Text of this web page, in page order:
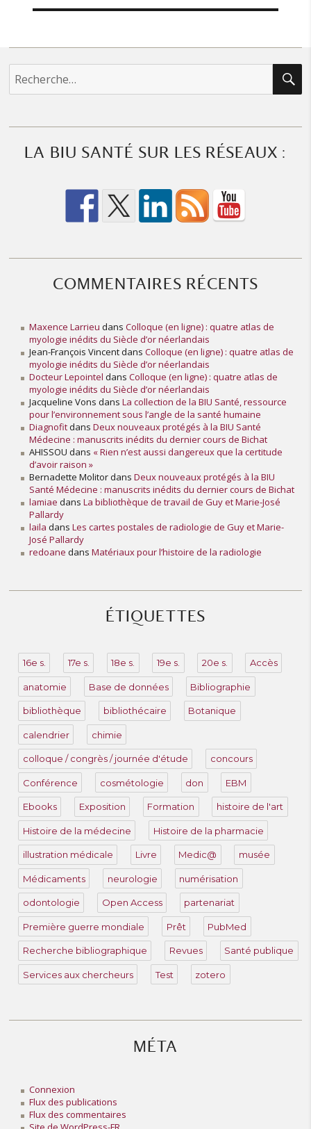
pour :
LA BIU SANTÉ SUR LES RÉSEAUX :
COMMENTAIRES RÉCENTS
Maxence Larrieu dansColloque (en ligne) : quatre atlas de
myologie inédits du Siècle d’or néerlandais
Jean-François VincentdansColloque (en ligne) : quatre atlas de
myologie inédits du Siècle d’or néerlandais
Docteur Lepointel dansColloque (en ligne) : quatre atlas de
myologie inédits du Siècle d’or néerlandais
Jacqueline Vons dansLa collection de la BIU Santé, ressource
pour l’environnement sous l’angle de la santé humaine
DiagnofitdansDeux nouveaux protégés à la BIU Santé
Médecine : manuscrits inédits du dernier cours de Bichat
AHISSOU dans « Rien n’est aussi dangereux que la certitude
d’avoir raison »
Bernadette MolitordansDeux nouveaux protégés à la BIU
Santé Médecine : manuscrits inédits du dernier cours de Bichat
lamiae dansLa bibliothèque de travail de Guy et Marie-José
Pallardy
laila dansLes cartes postales de radiologie de Guy et Marie-
José Pallardy
redoane dansMatériaux pour l’histoire de la radiologie
ÉTIQUETTES
16e s. 17e s. 18e s. 19e s. 20e s. Accès
anatomie Base de données Bibliographie
bibliothèque bibliothécaire Botanique
calendrier chimie
colloque / congrès / journée d'étude concours
Conférence cosmétologie don EBM
Ebooks Exposition Formation histoire de l'art
Histoire de la médecine Histoire de la pharmacie
illustration médicale Livre Medic@ musée
Médicaments neurologie numérisation
odontologie Open Access partenariat
Première guerre mondiale Prêt PubMed
Recherche bibliographique Revues Santé publique
Services aux chercheurs Test zotero
MÉTA
Connexion
Flux des publications
Flux des commentaires